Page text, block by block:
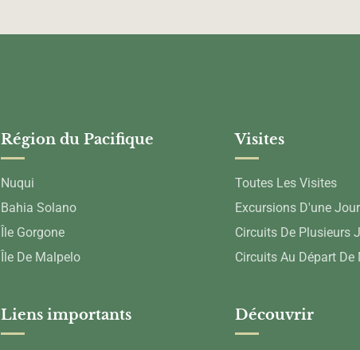
Région du Pacifique
Nuqui
Bahia Solano
Île Gorgone
Île De Malpelo
Liens importants
Visites
Toutes Les Visites
Excursions D'une
Circuits De Plusieurs
Circuits Au Départ De
Découvrir